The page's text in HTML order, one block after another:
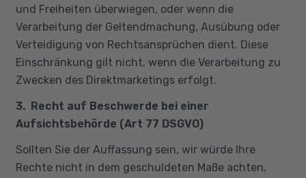
und Freiheiten überwiegen, oder wenn die
Verarbeitung der Geltendmachung, Ausübung oder
Verteidigung von Rechtsansprüchen dient. Diese
Einschränkung gilt nicht, wenn die Verarbeitung zu
Zwecken des Direktmarketings erfolgt.
3. Recht auf Beschwerde bei einer
Aufsichtsbehörde (Art 77 DSGVO)
Sollten Sie der Auffassung sein, wir würde Ihre
Rechte nicht in dem geschuldeten Maße achten,